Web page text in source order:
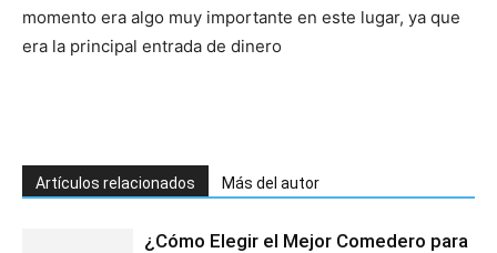
momento era algo muy importante en este lugar, ya que
era la principal entrada de dinero
Artículos relacionados Más del autor
¿Cómo Elegir el Mejor Comedero para